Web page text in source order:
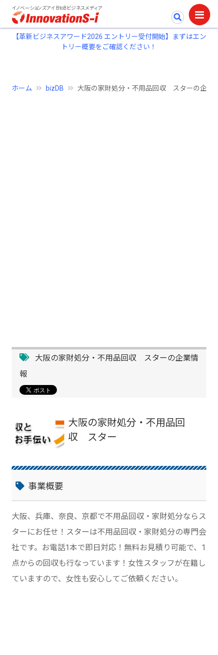
イノベーションズアイ BtoBビジネスメディア
【革新ビジネスアワード2026 エントリー受付開始】まずはエン
トリー概要をご確認ください！
ホーム bizDB 大阪の家財処分・不用品回収 スターの企業
大阪の家財処分・不用品回収 スターの企業情
報
大阪の家財処分・不用品回
収 スター
事業概要
大阪、兵庫、奈良、京都で不用品回収・家財処分ならス
ターにお任せ！スターは不用品回収・家財処分の専門会
社です。お電話1本で即日対応！無料お見積り可能で、1
点からの回収も行なっています！女性スタッフが在籍し
ていますので、女性も安心してご依頼ください。